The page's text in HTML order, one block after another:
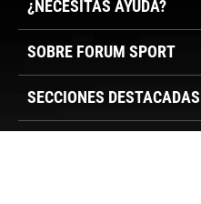
¿NECESITAS AYUDA?
SOBRE FORUM SPORT
SECCIONES DESTACADAS